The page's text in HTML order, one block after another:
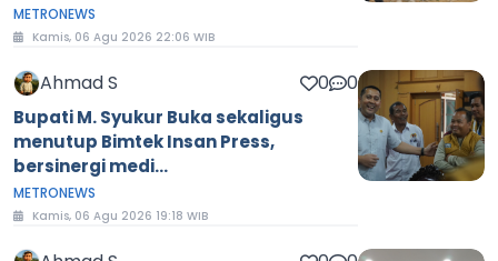
METRONEWS
Kamis, 06 Agu 2026 22:06 WIB
Ahmad S 0 0
Bupati M. Syukur Buka sekaligus
menutup Bimtek Insan Press,
bersinergi medi...
METRONEWS
Kamis, 06 Agu 2026 19:18 WIB